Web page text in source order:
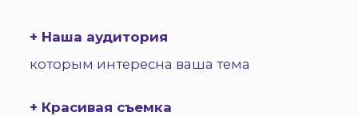
+ Наша аудитория
которым интересна ваша тема
+ Красивая съемка